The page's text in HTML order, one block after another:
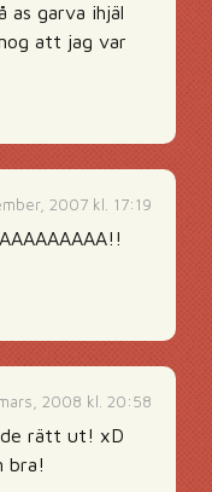
as garva ihjäl
att jag var
2007 kl. 17:19
2008 kl. 20:58
rätt ut! xD
bra!